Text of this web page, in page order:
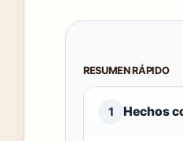
RESUMEN RÁPIDO
1 Hechos